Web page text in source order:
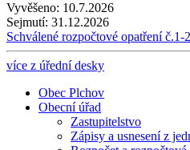
Vyvěšeno: 10.7.2026
Sejmutí: 31.12.2026
Schválené rozpočtové opatření č.1-
více z úřední desky
Obec Plchov
Obecní úřad
Zastupitelstvo
Zápisy a usnesení z